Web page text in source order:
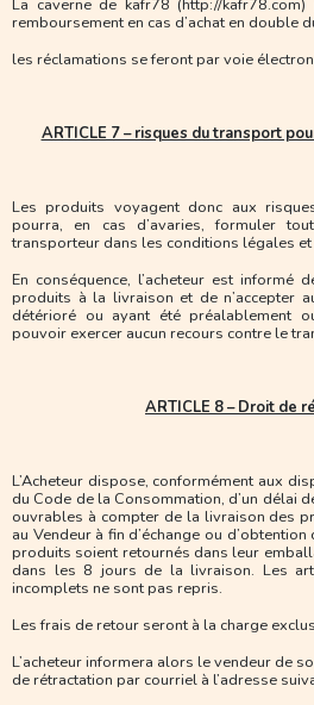
La caverne de kafr78 (http://
remboursement en cas d’achat en double
les réclamations se feront par voie
ARTICLE 7 – risques du transport
Les produits voyagent donc aux
pourra, en cas d’avaries, formuler
transporteur dans les conditions légales
En conséquence, l’acheteur est informé
produits à la livraison et de n’accepter
détérioré ou ayant été préalablement
pouvoir exercer aucun recours contre le
ARTICLE 8 – Droit de
L’Acheteur dispose, conformément aux
du Code de la Consommation, d’un délai
ouvrables à compter de la livraison des
au Vendeur à fin d’échange ou
produits soient retournés dans leur
dans les 8 jours de la livraison. Les
incomplets ne sont pas repris.
Les frais de retour seront à la charge
L’acheteur informera alors le vendeur de
de rétractation par courriel à l’adresse